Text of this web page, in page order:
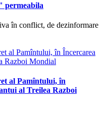
permeabila
în conflict, de dezinformare
al Pamîntului, în
al Treilea Razboi